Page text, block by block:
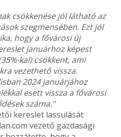
csökkenése jól látható az
szegmensében. Ezt jól
hogy a fővárosi új
januárhoz képest
kal) csökkent, ami
vezethető vissza.
2024 januárjához
esett vissza a fővárosi
száma.”
kereslet lassulását
vezető gazdasági